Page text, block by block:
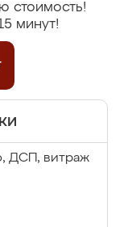
стоимость!
минут!
ДСП, витраж